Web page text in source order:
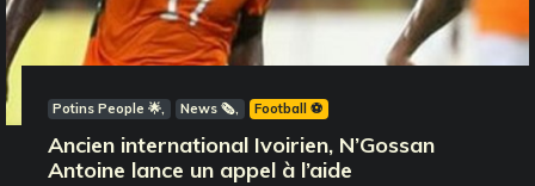
Potins People 🌟 News 🗞️ Football ⚽️
Ancien international Ivoirien, N’Gossan
Antoine lance un appel à l’aide